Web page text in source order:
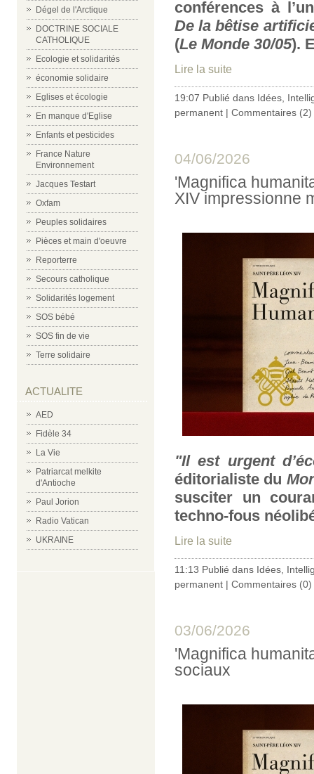
Dégel de l'Arctique
DOCTRINE SOCIALE
CATHOLIQUE
Ecologie et solidarités
économie solidaire
Eglises et écologie
En manque d'Eglise
Enfants et pesticides
France Nature
Environnement
Jacques Testart
Oxfam
Peuples solidaires
Pièces et main d'oeuvre
Reporterre
Secours catholique
Solidarités logement
SOS bébé
SOS fin de vie
Terre solidaire
ACTUALITE
AED
Fidèle 34
La Vie
Patriarcat melkite
d'Antioche
Paul Jorion
Radio Vatican
UKRAINE
conférences à
De la bêtise
(Le Monde 30/05).
Lire la suite
19:07 Publié dans Idées
permanent | Commentaires (2)
04/06/2026
'Magnifica
XIV impressionne
"Il est urgent
éditorialiste du
susciter un
techno-fous
Lire la suite
11:13 Publié dans Idées
permanent | Commentaires (0)
03/06/2026
'Magnifica
sociaux